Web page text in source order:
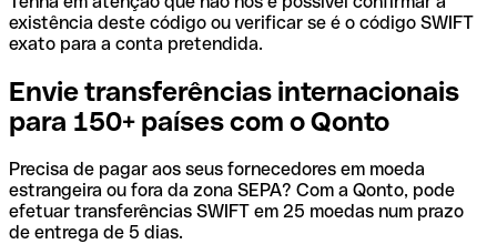
existência deste código ou verificar se é o código SWIFT
exato para a conta pretendida.
Envie transferências internacionais
para 150+ países com o Qonto
Precisa de pagar aos seus fornecedores em moeda
estrangeira ou fora da zona SEPA? Com a Qonto, pode
efetuar transferências SWIFT em 25 moedas num prazo
de entrega de 5 dias.